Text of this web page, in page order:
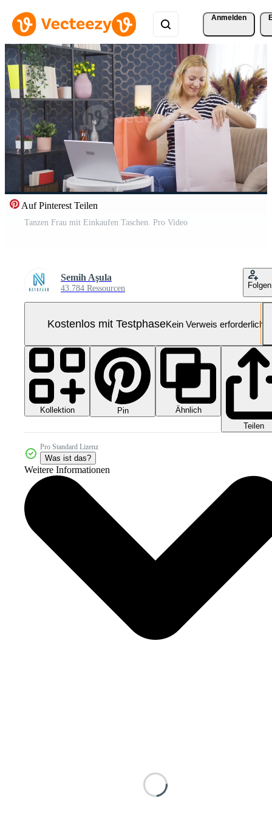
Anmelden
Auf Pinterest Teilen
Tanzen Frau mit Einkaufen Taschen. Pro Video
Semih Aşula
43.784 Ressourcen Folgen
Kostenlos mit TestphaseKein Verweis erforderlich
Kollektion Pin
Ähnlich
Teilen
Pro Standard Lizenz
Was ist das?
Weitere Informationen